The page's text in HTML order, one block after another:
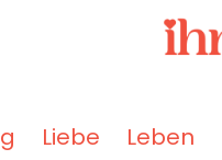
Liebe Leben